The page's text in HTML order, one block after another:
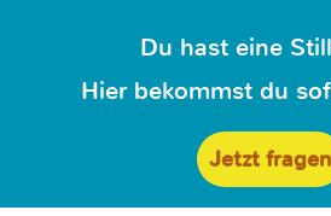
Du hast eine
Hier bekommst du
Jetzt fragen